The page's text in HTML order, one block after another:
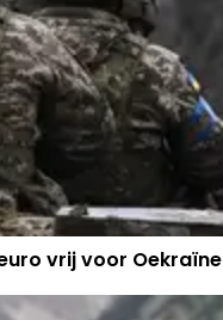
vrij voor Oekraïne